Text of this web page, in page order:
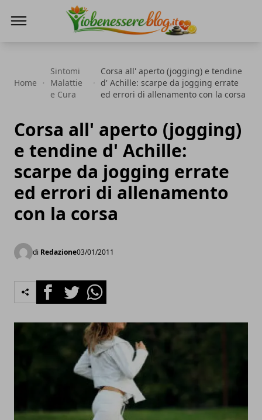
Home
Sintomi
Malattie
e Cura
Corsa all' aperto (jogging) e tendine
d' Achille: scarpe da jogging errate
ed errori di allenamento con la corsa
Corsa all' aperto (jogging)
e tendine d' Achille:
scarpe da jogging errate
ed errori di allenamento
con la corsa
di Redazione03/01/2011
FacebookTwitterWhatsapp